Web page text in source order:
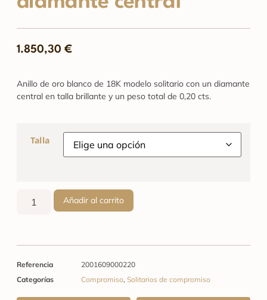
1.850,30 €
Anillo de oro blanco de 18K modelo solitario con un diamante
central en talla brillante y un peso total de 0,20 cts.
Talla
Añadir al carrito
Referencia
2001609000220
Categorías
Compromiso, Solitarios de compromiso